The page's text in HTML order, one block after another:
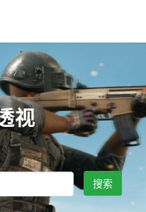
视
搜索